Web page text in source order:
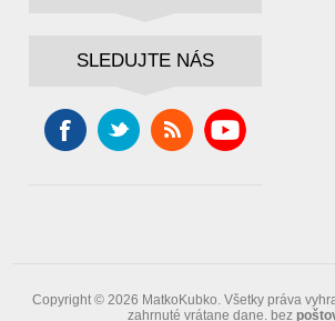
SLEDUJTE NÁS
Copyright © 2026 MatkoKubko. Všetky práva
zahrnuté vrátane dane. bez